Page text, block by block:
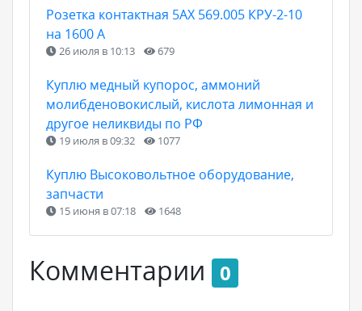
Розетка контактная 5АХ 569.005 КРУ-2-10
на 1600 А
26 июля в 10:13 679
Куплю медный купорос, аммоний
молибденовокислый, кислота лимонная и
другое неликвиды по РФ
19 июля в 09:32 1077
Куплю Высоковольтное оборудование,
запчасти
15 июня в 07:18 1648
Комментарии 0